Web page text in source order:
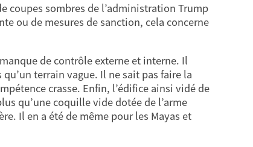
coupes sombres de l’administration Trump
ou de mesures de sanction, cela concerne
de contrôle externe et interne. Il
terrain vague. Il ne sait pas faire la
crasse. Enfin, l’édifice ainsi vidé de
qu’une coquille vide dotée de l’arme
Il en a été de même pour les Mayas et